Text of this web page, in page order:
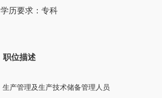
学历要求：专科
职位描述
生产管理及生产技术储备管理人员